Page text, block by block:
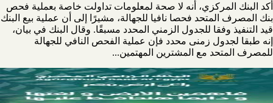
أكد البنك المركزي، أنه لا صحة لمعلومات تداولت خاصة بعملية فحص
بنك المصرف المتحد فحصا نافيا للجهالة، مشيرًا إلى أن عملية بيع البنك
قيد التنفيذ وفقا للجدول الزمني المحدد مسبقًا. وقال البنك في بيان،
إنه طبقا لجدول زمنى محدد فإن عملية الفحص النافي للجهالة
للمصرف المتحد مع المشترين المهتمين...